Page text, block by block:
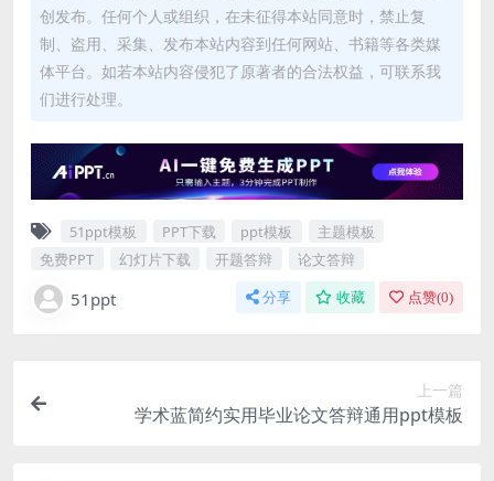
创发布。任何个人或组织，在未征得本站同意时，禁止复
制、盗用、采集、发布本站内容到任何网站、书籍等各类媒
体平台。如若本站内容侵犯了原著者的合法权益，可联系我
们进行处理。
51ppt模板 PPT下载 ppt模板
主题模板
免费PPT
幻灯片下载 开题答辩 论文答辩
51ppt 分享 收藏 点赞(0)
上一篇
学术蓝简约实用毕业论文答辩通用ppt模板